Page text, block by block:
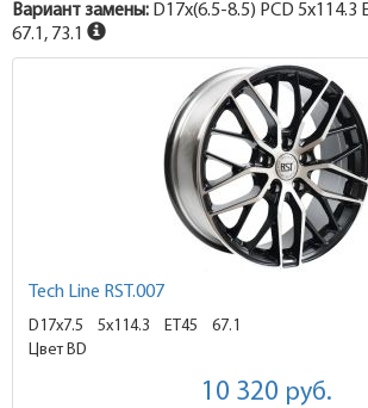
Вариант замены: D17x(6.5-8.5) PCD 5x114.3
67.1, 73.1
Tech Line RST.007
D17x7.5 5x114.3 ET45
67.1
Цвет BD
10 320 руб.